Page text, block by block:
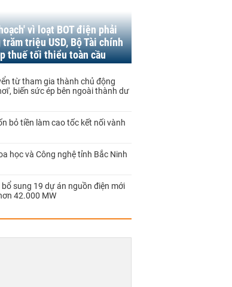
vì loạt BOT điện phải
triệu USD, Bộ Tài chính
thuế tối thiểu toàn cầu
từ tham gia thành chủ động
biến sức ép bên ngoài thành dư
bỏ tiền làm cao tốc kết nối vành
học và Công nghệ tỉnh Bắc Ninh
sung 19 dự án nguồn điện mới
42.000 MW